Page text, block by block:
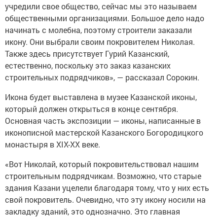
учредили свое общество, сейчас мы это называем
общественными организациями. Большое дело надо
начинать с молебна, поэтому строители заказали
икону. Они выбрали своим покровителем Николая.
Также здесь присутствует Гурий Казанский,
естественно, поскольку это заказ казанских
строительных подрядчиков», — рассказал Сорокин.
Икона будет выставлена в музее Казанской иконы,
который должен открыться в конце сентября.
Основная часть экспозиции — иконы, написанные в
иконописной мастерской Казанского Богородицкого
монастыря в XIX-XX веке.
«Вот Николай, который покровительствовал нашим
строительным подрядчикам. Возможно, что старые
здания Казани уцелели благодаря тому, что у них есть
свой покровитель. Очевидно, что эту икону носили на
закладку зданий, это однозначно. Это главная